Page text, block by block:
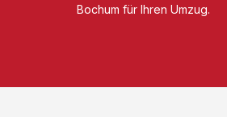
Bochum für Ihren Umzug.